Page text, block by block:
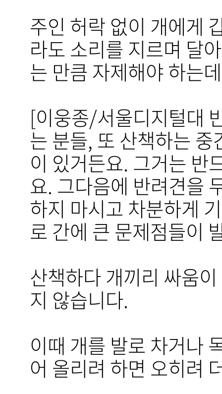
주인 허락 없이 개에게
라도 소리를 지르며 달
는 만큼 자제해야 하는
[이웅종/서울디지털대
는 분들, 또 산책하는
이 있거든요. 그거는 반
요. 그다음에 반려견을
하지 마시고 차분하게
로 간에 큰 문제점들이
산책하다 개끼리 싸움
지 않습니다.
이때 개를 발로 차거나
어 올리려 하면 오히려